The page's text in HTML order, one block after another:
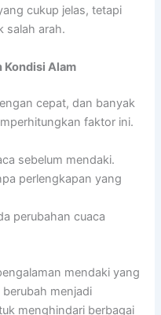
cukup jelas, tetapi
salah arah.
Kondisi Alam
cepat, dan banyak
faktor ini.
sebelum mendaki.
perlengkapan yang
perubahan cuaca
mendaki yang
menjadi
menghindari berbagai